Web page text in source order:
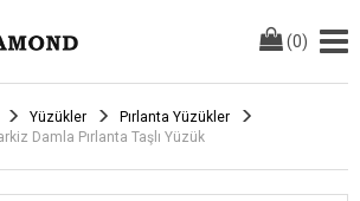
(0)
Yüzükler
Pırlanta Yüzükler
Damla Pırlanta Taşlı Yüzük